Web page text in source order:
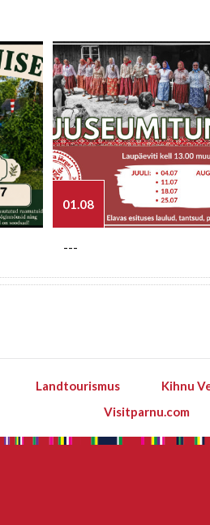
01.08
---
Landtourismus Kihnu
Visitparnu.com